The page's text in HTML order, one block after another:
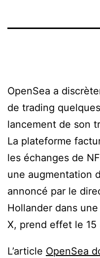
OpenSea a
de trading
lancement de son
La plateforme
les échanges de
une augmentation
annoncé par le
Hollander dans
X, prend effet le 15
L’article OpenSea